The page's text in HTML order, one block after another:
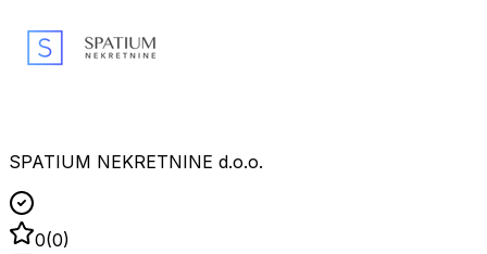
SPATIUM NEKRETNINE d.o.o.
0(0)